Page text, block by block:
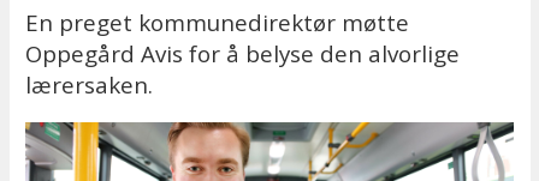
En preget kommunedirektør møtte
Oppegård Avis for å belyse den alvorlige
lærersaken.